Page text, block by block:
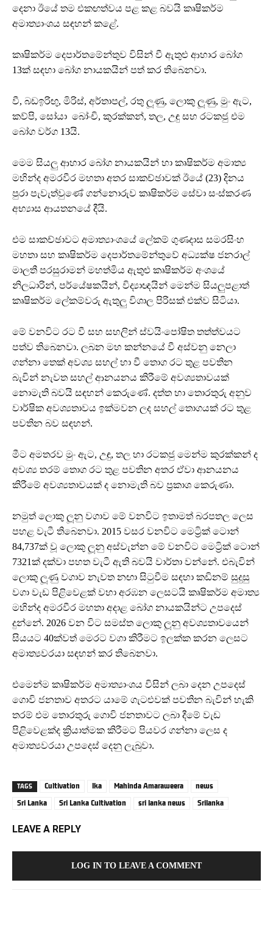
දෙනා ඊයේ තම එකඟත්වය පළ කළ බවයි කෘෂිකර්ම
අමාත්‍යාංශය සඳහන් කළේ.
කෘෂිකර්ම දෙපාර්තමේන්තුව විසින් වී ඇතුළු ආහාර බෝග
13ක් සඳහා බෝග නායකයින් පත් කර තිබෙනවා.
වී, බඩඉරිඟු, මිරිස්, අර්තාපල්, රතු ලූණු, ලොකු ලූණු, මුං ඇට,
කව්පි, සෝයා ‌ බෝංචි, කුරක්කන්, තල, උඳු සහ රටකජු එම
බෝග වර්ග 13යි.
මෙම සියලු ආහාර බෝග නායකයින් හා කෘෂිකර්ම අමාත්‍ය
මහින්ද අමරවීර මහතා අතර සාකච්ඡාවක් ඊයේ (23) දිනය
පුරා පැවැත්වුණේ ගන්නොරුව කෘෂිකර්ම සේවා සංස්කරණ
අභ්‍යාස ආයතනයේ දීයි.
එම සාකච්ඡාවට අමාත්‍යාංශයේ ලේකම් ගුණදාස සමරසිංහ
මහතා සහ කෘෂිකර්ම දෙපාර්තමේන්තුවේ අධ්‍යක්ෂ ජනරාල්
මාලතී පරසුරාමන් මහත්මිය ඇතුළු කෘෂිකර්ම අංශයේ
නිලධාරින්, පර්යේෂකයින්, විද්‍යාඥයින් මෙන්ම සියලුපළාත්
කෘෂිකර්ම ලේකම්වරු ඇතුලු විශාල පිරිසක් එක්ව සිටියා.
මේ වනවිට රට වී සහ සහලින් ස්වයිංපෝෂිත තත්ත්වයට
පත්ව තිබෙනවා. ලබන මහ කන්නයේ වී අස්වනු නෙලා
ගන්නා තෙක් අවශ්‍ය සහල් හා වී තොග රට තුළ පවතින
බැවින් නැවත සහල් ආනයනය කිරීමේ අවශ්‍යතාවයක්
නොමැති බවයි සඳහන් කෙරුණේ. දත්ත හා තොරතුරු අනුව
වාර්ෂික අවශ්‍යතාවය ඉක්මවන ලද සහල් තොගයක් රට තුළ
පවතින බව සඳහන්.
මීට අමතරව මුං ඇට, උඳු, තල හා රටකජු මෙන්ම කුරක්කන් ද
අවශ්‍ය තරම් තොග රට තුළ පවතින අතර ඒවා ආනයනය
කිරීමේ අවශ්‍යතාවයක් ද නොමැති බව ප්‍රකාශ කෙරුණා.
නමුත් ලොකු ලූනු වගාව මේ වනවිට ඉතාමත් බරපතල ලෙස
පහළ වැටී තිබෙනවා. 2015 වසර වනවිට මෙට්‍රික් ටොන්
84,737ක් වූ ලොකු ලූනු අස්වැන්න මේ වනවිට මෙට්‍රික් ටොන්
7321ක් දක්වා පහත වැටී ඇති බවයි වාර්තා වන්නේ. එබැවින්
ලොකු ලූණු වගාව නැවත නඟා සිටුවීම සඳහා කඩිනම් සුදුසු
වගා වැඩ පිළිවෙළක් වහා අරඹන ලෙසටයි කෘෂිකර්ම අමාත්‍ය
මහින්ද අමරවීර මහතා අදාළ බෝග නායකයින්ට උපදෙස්
දුන්නේ. 2026 වන විට සමස්ත ලොකු ලූනු අවශ්‍යතාවයෙන්
සියයට 40ක්වත් මෙරට වගා කිරීමට ඉලක්ක කරන ලෙසට
අමාත්‍යවරයා සඳහන් කර තිබෙනවා.
එමෙන්ම කෘෂිකර්ම අමාත්‍යාංශය විසින් ලබා දෙන උපදෙස්
ගොවි ජනතාව අතරට යාමේ ගැටළුවක් පවතින බැවින් හැකි
තරම් එම තොරතුරු ගොවි ජනතාවට ලබා දීමේ වැඩ
පිළිවෙළක්ද ක්‍රියාත්මක කිරීමට පියවර ගන්නා ලෙස ද
අමාත්‍යවරයා උපදෙස් දෙනු ලැබුවා.
TAGS Cultivation lka Mahinda Amaraweera
news
Sri Lanka
Sri Lanka Cultivation sri lanka news Srilanka
LEAVE A REPLY
LOG IN TO LEAVE A COMMENT